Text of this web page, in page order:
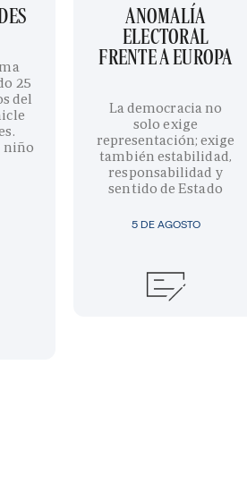
25
del
niño
5 DE AGOSTO
ANOMALÍA
ELECTORAL
FRENTE A EUROPA
La democracia no
solo exige
representación; exige
también estabilidad,
responsabilidad y
sentido de Estado